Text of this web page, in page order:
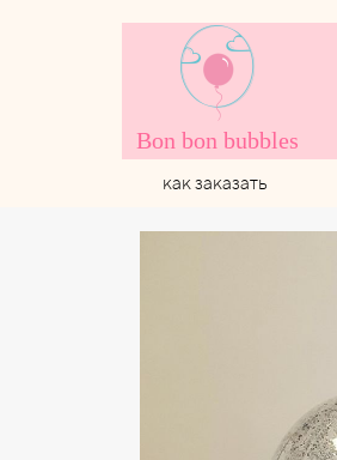
Bon bon bubbles
как заказать